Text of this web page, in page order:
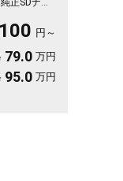
正SDナビ&
出も高速ス
す一台で
円～
79.0 万円
95.0 万円